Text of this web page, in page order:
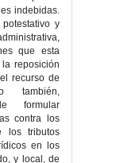
indebidas.
y
que esta
reposición
recurso de
también,
formular
contra los
los tributos
en los
y local, de